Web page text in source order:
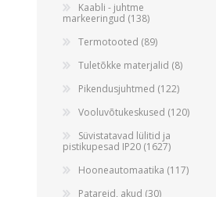
Kaabli - juhtme
markeeringud (138)
Termotooted (89)
Tuletõkke materjalid (8)
Pikendusjuhtmed (122)
Vooluvõtukeskused (120)
Süvistatavad lülitid ja
pistikupesad IP20 (1627)
Hooneautomaatika (117)
Patareid, akud (30)